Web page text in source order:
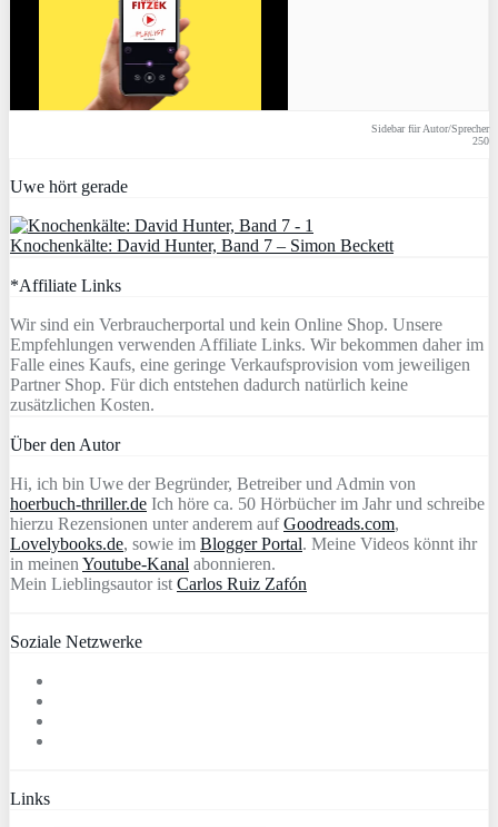
Sidebar für Autor/Sprecher
250
Uwe hört gerade
Knochenkälte: David Hunter, Band 7 – Simon Beckett
*Affiliate Links
Wir sind ein Verbraucherportal und kein Online Shop. Unsere
Empfehlungen verwenden Affiliate Links. Wir bekommen daher im
Falle eines Kaufs, eine geringe Verkaufsprovision vom jeweiligen
Partner Shop. Für dich entstehen dadurch natürlich keine
zusätzlichen Kosten.
Über den Autor
Hi, ich bin Uwe der Begründer, Betreiber und Admin von
hoerbuch-thriller.de Ich höre ca. 50 Hörbücher im Jahr und schreibe
hierzu Rezensionen unter anderem aufGoodreads.com,
Lovelybooks.de, sowie im Blogger Portal. Meine Videos könnt ihr
in meinenYoutube-Kanal abonnieren.
Mein Lieblingsautor istCarlos Ruiz Zafón
Soziale Netzwerke
Links